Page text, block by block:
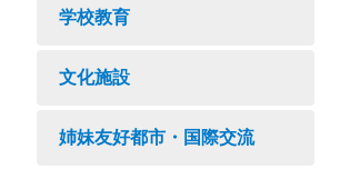
学校教育
文化施設
姉妹友好都市・国際交流